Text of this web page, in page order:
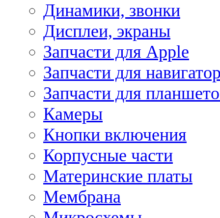
Динамики, звонки
Дисплеи, экраны
Запчасти для Apple
Запчасти для
Запчасти для
Камеры
Кнопки включения
Корпусные части
Материнские платы
Мембрана